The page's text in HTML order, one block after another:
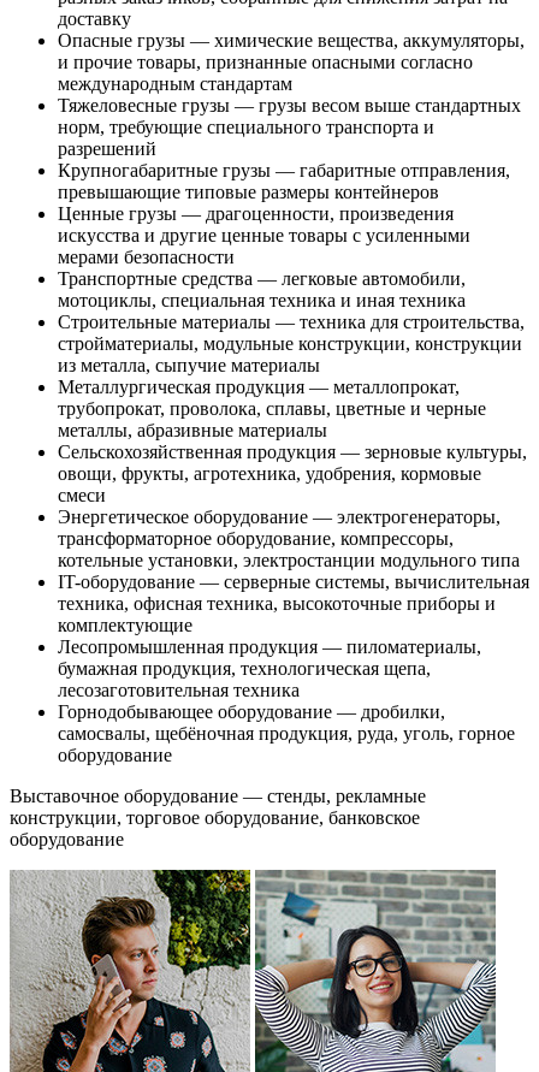
доставку
Опасные грузы — химические вещества, аккумуляторы,
и прочие товары, признанные опасными согласно
международным стандартам
Тяжеловесные грузы — грузы весом выше стандартных
норм, требующие специального транспорта и
разрешений
Крупногабаритные грузы — габаритные отправления,
превышающие типовые размеры контейнеров
Ценные грузы — драгоценности, произведения
искусства и другие ценные товары с усиленными
мерами безопасности
Транспортные средства — легковые автомобили,
мотоциклы, специальная техника и иная техника
Строительные материалы — техника для строительства,
стройматериалы, модульные конструкции, конструкции
из металла, сыпучие материалы
Металлургическая продукция — металлопрокат,
трубопрокат, проволока, сплавы, цветные и черные
металлы, абразивные материалы
Сельскохозяйственная продукция — зерновые культуры,
овощи, фрукты, агротехника, удобрения, кормовые
смеси
Энергетическое оборудование — электрогенераторы,
трансформаторное оборудование, компрессоры,
котельные установки, электростанции модульного типа
IT-оборудование — серверные системы, вычислительная
техника, офисная техника, высокоточные приборы и
комплектующие
Лесопромышленная продукция — пиломатериалы,
бумажная продукция, технологическая щепа,
лесозаготовительная техника
Горнодобывающее оборудование — дробилки,
самосвалы, щебёночная продукция, руда, уголь, горное
оборудование
Выставочное оборудование — стенды, рекламные
конструкции, торговое оборудование, банковское
оборудование